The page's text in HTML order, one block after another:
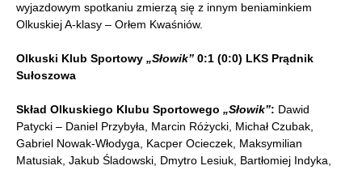
wyjazdowym spotkaniu zmierzą się z innym beniaminkiem
Olkuskiej A-klasy – Orłem Kwaśniów.
Olkuski Klub Sportowy „Słowik” 0:1 (0:0) LKS Prądnik
Sułoszowa
Skład Olkuskiego Klubu Sportowego „Słowik”: Dawid
Patycki – Daniel Przybyła, Marcin Różycki, Michał Czubak,
Gabriel Nowak-Włodyga, Kacper Ocieczek, Maksymilian
Matusiak, Jakub Śladowski, Dmytro Lesiuk, Bartłomiej Indyka,